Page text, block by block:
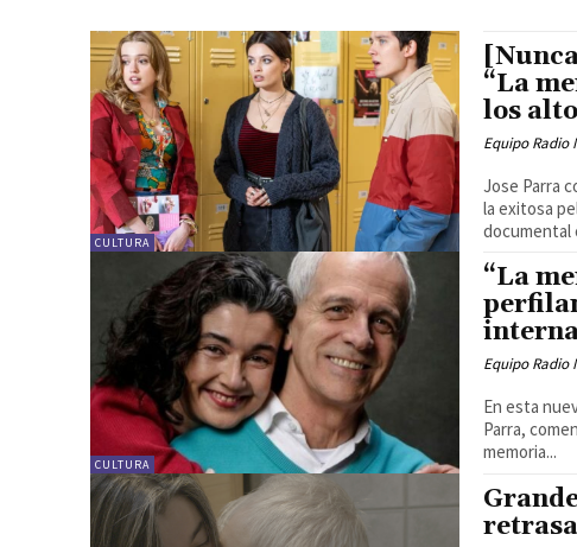
CULTURA
“La
los
Equipo Radio
Jose Parra
la exitosa
documental
CULTURA
“La
Equipo Radio
En esta
Parra,
memoria...